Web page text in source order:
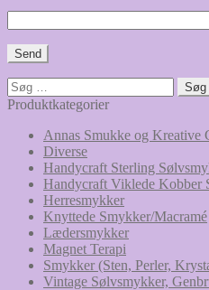
Søg
efter:
Produktkategorier
Annas Smukke og Kreative
Diverse
Handycraft Sterling
Handycraft Viklede Kobber
Herresmykker
Knyttede Smykker/Macramé
Lædersmykker
Magnet Terapi
Smykker (Sten, Perler,
Vintage Sølvsmykker,